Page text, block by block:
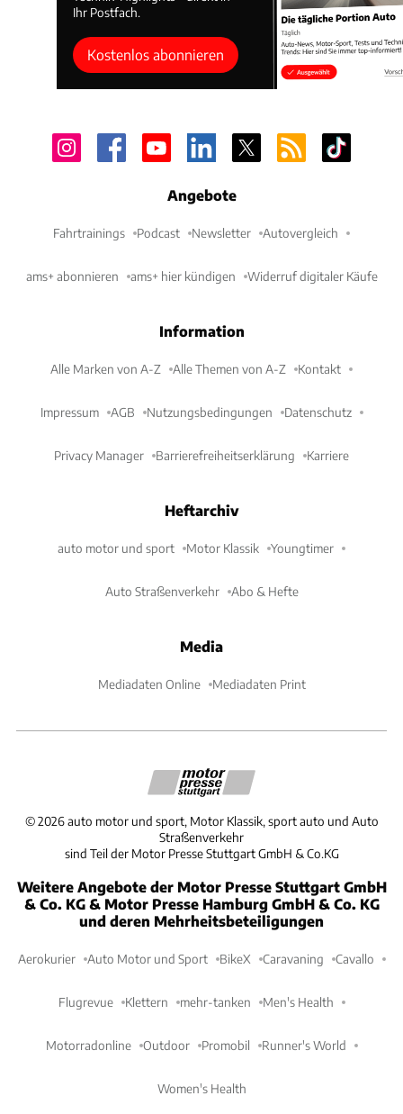
Ihr Postfach.
Kostenlos abonnieren
Angebote
Fahrtrainings Podcast Newsletter Autovergleich
ams+ abonnieren ams+ hier kündigen Widerruf digitaler Käufe
Information
Alle Marken von A-Z Alle Themen von A-Z Kontakt
Impressum AGB Nutzungsbedingungen Datenschutz
Privacy Manager Barrierefreiheitserklärung Karriere
Heftarchiv
auto motor und sport Motor Klassik Youngtimer
Auto Straßenverkehr Abo & Hefte
Media
Mediadaten Online Mediadaten Print
©2026 auto motor und sport, Motor Klassik, sport auto und Auto
Straßenverkehr
sind Teil der Motor Presse Stuttgart GmbH & Co.KG
Weitere Angebote der Motor Presse Stuttgart GmbH
& Co. KG & Motor Presse Hamburg GmbH & Co. KG
und deren Mehrheitsbeteiligungen
Aerokurier Auto Motor und Sport BikeX Caravaning Cavallo
Flugrevue Klettern mehr-tanken Men's Health
Motorradonline Outdoor Promobil Runner's World
Women's Health